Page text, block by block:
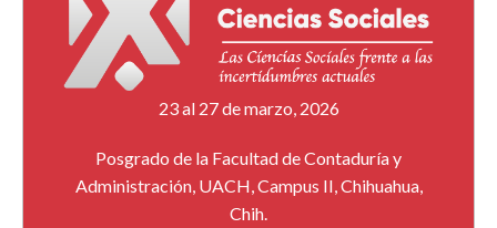
23 al 27 de marzo, 2026
Posgrado de la Facultad de Contaduría y
Administración, UACH, Campus II, Chihuahua,
Chih.